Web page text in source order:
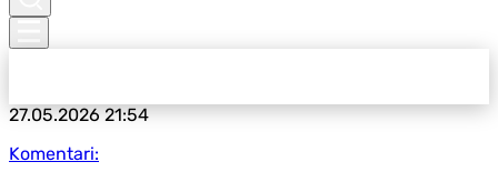
27.05.202621:54
Komentari: